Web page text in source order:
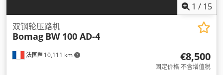
1 / 15
法国 10,111 km
双钢轮压路机
Bomag BW 100 AD-4
€8,500
固定价格 不含增值税